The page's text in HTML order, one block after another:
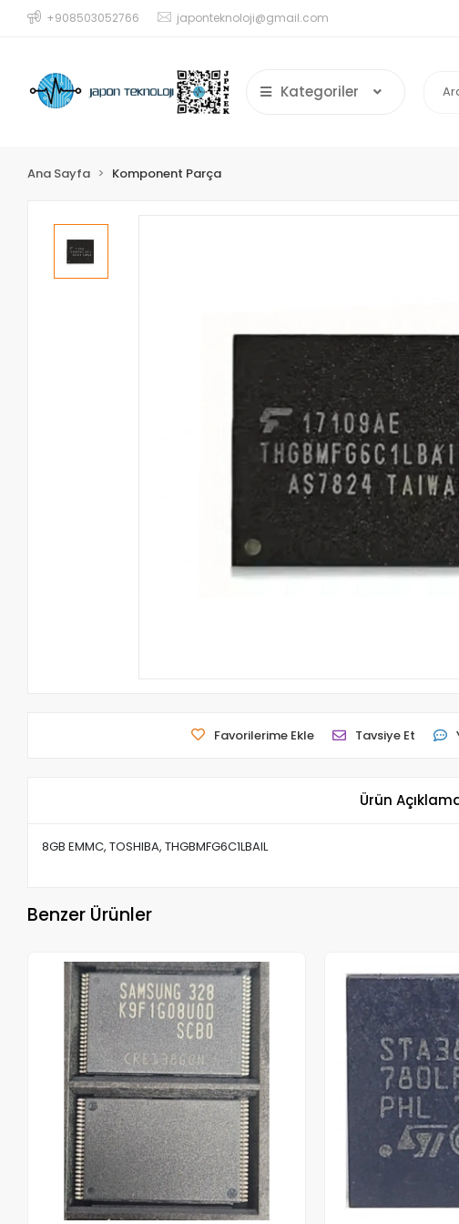
+908503052766 japonteknoloji@gmail.com
Kategoriler
Ana Sayfa Komponent Parça
Favorilerime Ekle Tavsiye Et
Ürün
8GB EMMC, TOSHIBA, THGBMFG6C1LBAIL
Benzer Ürünler